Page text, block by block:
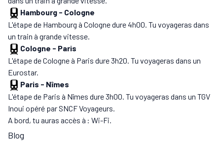
Hambourg - Cologne
L'étape de Hambourg à Cologne dure 4h00. Tu voyageras dans
un train à grande vitesse.
Cologne - Paris
L'étape de Cologne à Paris dure 3h20. Tu voyageras dans un
Eurostar.
Paris - Nîmes
L'étape de Paris à Nîmes dure 3h00. Tu voyageras dans un TGV
Inoui opéré par SNCF Voyageurs.
A bord, tu auras accès à : Wi-Fi.
Blog